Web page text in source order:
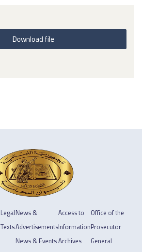
Download file
Legal
Texts
News &
Advertisements
News & Events
Access to
Information
Archives
Office of the
Prosecutor
General